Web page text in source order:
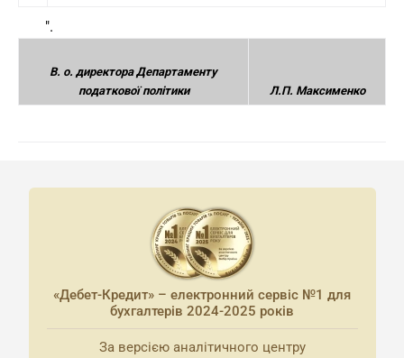
".
В. о. директора Департаменту
податкової політики
Л.П. Максименко
«Дебет-Кредит» – електронний сервіс №1 для
бухгалтерів 2024-2025 років
За версією аналітичного центру